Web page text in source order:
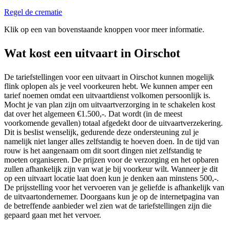
Regel de crematie
Klik op een van bovenstaande knoppen voor meer informatie.
Wat kost een uitvaart in Oirschot
De tariefstellingen voor een uitvaart in Oirschot kunnen mogelijk
flink oplopen als je veel voorkeuren hebt. We kunnen amper een
tarief noemen omdat een uitvaartdienst volkomen persoonlijk is.
Mocht je van plan zijn om uitvaartverzorging in te schakelen kost
dat over het algemeen €1.500,-. Dat wordt (in de meest
voorkomende gevallen) totaal afgedekt door de uitvaartverzekering.
Dit is beslist wenselijk, gedurende deze ondersteuning zul je
namelijk niet langer alles zelfstandig te hoeven doen. In de tijd van
rouw is het aangenaam om dit soort dingen niet zelfstandig te
moeten organiseren. De prijzen voor de verzorging en het opbaren
zullen afhankelijk zijn van wat je bij voorkeur wilt. Wanneer je dit
op een uitvaart locatie laat doen kun je denken aan minstens 500,-.
De prijsstelling voor het vervoeren van je geliefde is afhankelijk van
de uitvaartondernemer. Doorgaans kun je op de internetpagina van
de betreffende aanbieder wel zien wat de tariefstellingen zijn die
gepaard gaan met het vervoer.